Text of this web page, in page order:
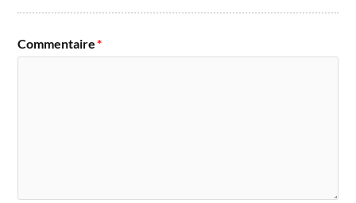
Commentaire*